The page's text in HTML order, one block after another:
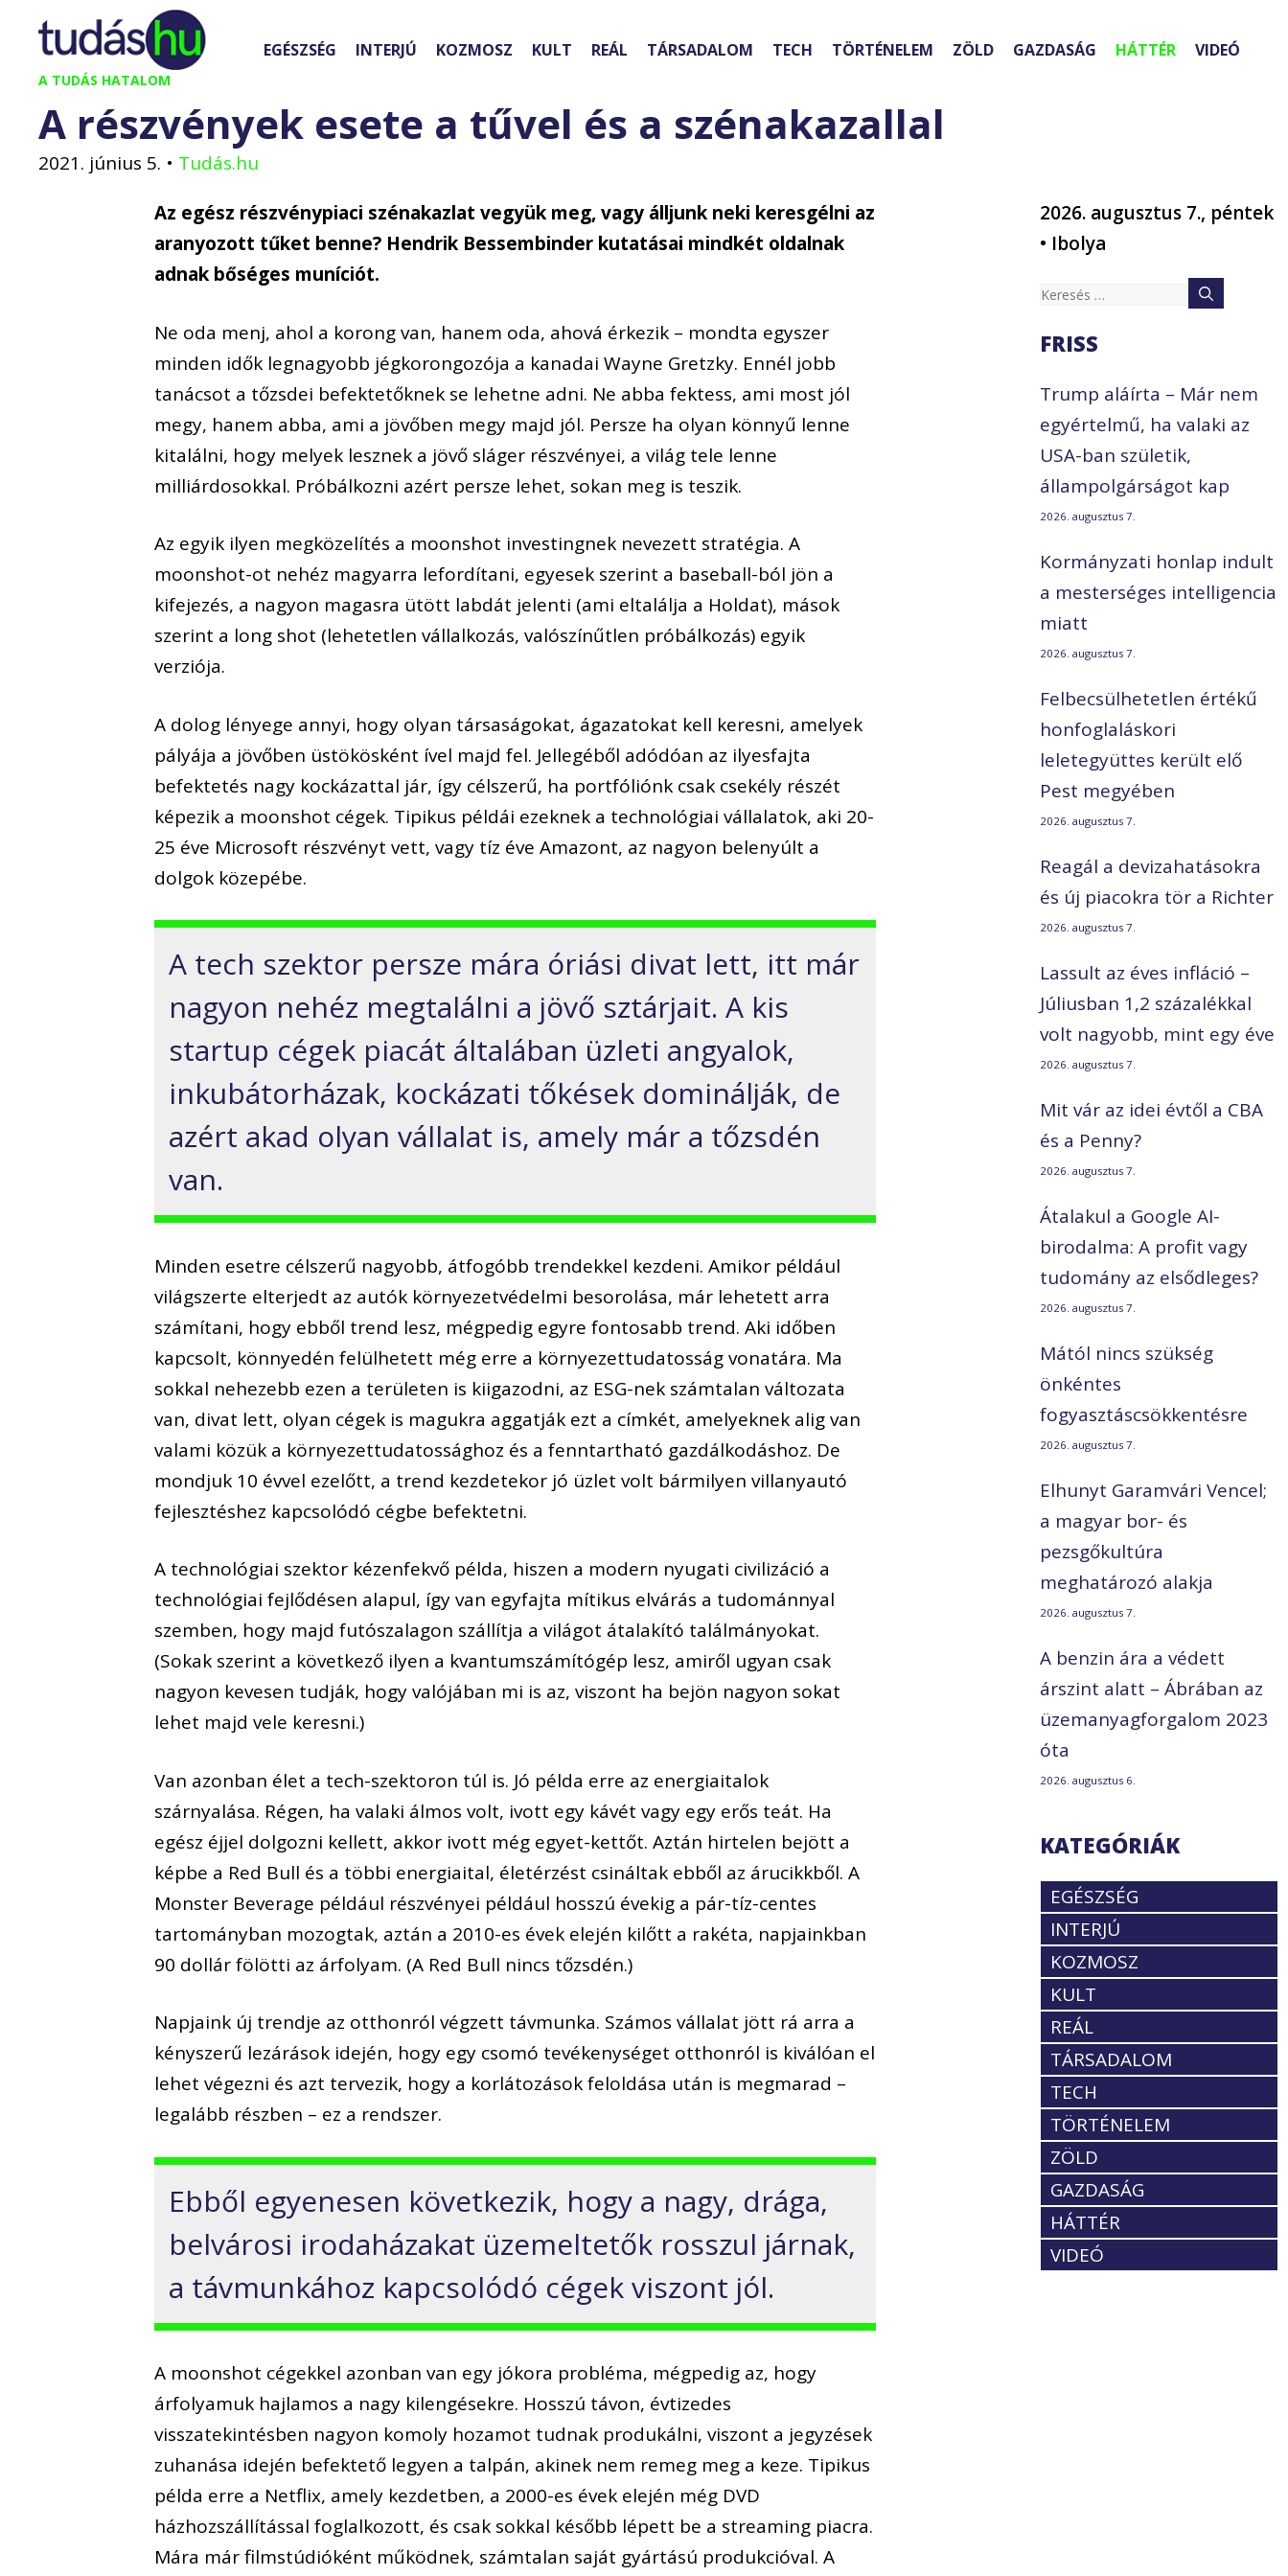
Kilépés
tartalomba
A TUDÁS HATALOM
EGÉSZSÉG INTERJÚ KOZMOSZ KULT REÁL TÁRSADALOM TECH TÖRTÉNELEM ZÖLD GAZDASÁG HÁTTÉR VIDEÓ
A részvények esete a tűvel és a szénakazallal
2021. június 5. • Tudás.hu
Az egész részvénypiaci szénakazlat vegyük meg, vagy álljunk neki keresgélni az
aranyozott tűket benne? Hendrik Bessembinder kutatásai mindkét oldalnak
adnak bőséges muníciót.
Ne oda menj, ahol a korong van, hanem oda, ahová érkezik – mondta egyszer
minden idők legnagyobb jégkorongozója a kanadai Wayne Gretzky. Ennél jobb
tanácsot a tőzsdei befektetőknek se lehetne adni. Ne abba fektess, ami most jól
megy, hanem abba, ami a jövőben megy majd jól. Persze ha olyan könnyű lenne
kitalálni, hogy melyek lesznek a jövő sláger részvényei, a világ tele lenne
milliárdosokkal. Próbálkozni azért persze lehet, sokan meg is teszik.
Az egyik ilyen megközelítés a moonshot investingnek nevezett stratégia. A
moonshot-ot nehéz magyarra lefordítani, egyesek szerint a baseball-ból jön a
kifejezés, a nagyon magasra ütött labdát jelenti (ami eltalálja a Holdat), mások
szerint a long shot (lehetetlen vállalkozás, valószínűtlen próbálkozás) egyik
verziója.
A dolog lényege annyi, hogy olyan társaságokat, ágazatokat kell keresni, amelyek
pályája a jövőben üstökösként ível majd fel. Jellegéből adódóan az ilyesfajta
befektetés nagy kockázattal jár, így célszerű, ha portfóliónk csak csekély részét
képezik a moonshot cégek. Tipikus példái ezeknek a technológiai vállalatok, aki 20-
25 éve Microsoft részvényt vett, vagy tíz éve Amazont, az nagyon belenyúlt a
dolgok közepébe.
A tech szektor persze mára óriási divat lett, itt már
nagyon nehéz megtalálni a jövő sztárjait. A kis
startup cégek piacát általában üzleti angyalok,
inkubátorházak, kockázati tőkések dominálják, de
azért akad olyan vállalat is, amely már a tőzsdén
van.
Minden esetre célszerű nagyobb, átfogóbb trendekkel kezdeni. Amikor például
világszerte elterjedt az autók környezetvédelmi besorolása, már lehetett arra
számítani, hogy ebből trend lesz, mégpedig egyre fontosabb trend. Aki időben
kapcsolt, könnyedén felülhetett még erre a környezettudatosság vonatára. Ma
sokkal nehezebb ezen a területen is kiigazodni, az ESG-nek számtalan változata
van, divat lett, olyan cégek is magukra aggatják ezt a címkét, amelyeknek alig van
valami közük a környezettudatossághoz és a fenntartható gazdálkodáshoz. De
mondjuk 10 évvel ezelőtt, a trend kezdetekor jó üzlet volt bármilyen villanyautó
fejlesztéshez kapcsolódó cégbe befektetni.
A technológiai szektor kézenfekvő példa, hiszen a modern nyugati civilizáció a
technológiai fejlődésen alapul, így van egyfajta mítikus elvárás a tudománnyal
szemben, hogy majd futószalagon szállítja a világot átalakító találmányokat.
(Sokak szerint a következő ilyen a kvantumszámítógép lesz, amiről ugyan csak
nagyon kevesen tudják, hogy valójában mi is az, viszont ha bejön nagyon sokat
lehet majd vele keresni.)
Van azonban élet a tech-szektoron túl is. Jó példa erre az energiaitalok
szárnyalása. Régen, ha valaki álmos volt, ivott egy kávét vagy egy erős teát. Ha
egész éjjel dolgozni kellett, akkor ivott még egyet-kettőt. Aztán hirtelen bejött a
képbe a Red Bull és a többi energiaital, életérzést csináltak ebből az árucikkből. A
Monster Beverage például részvényei például hosszú évekig a pár-tíz-centes
tartományban mozogtak, aztán a 2010-es évek elején kilőtt a rakéta, napjainkban
90 dollár fölötti az árfolyam. (A Red Bull nincs tőzsdén.)
Napjaink új trendje az otthonról végzett távmunka. Számos vállalat jött rá arra a
kényszerű lezárások idején, hogy egy csomó tevékenységet otthonról is kiválóan el
lehet végezni és azt tervezik, hogy a korlátozások feloldása után is megmarad –
legalább részben – ez a rendszer.
Ebből egyenesen következik, hogy a nagy, drága,
belvárosi irodaházakat üzemeltetők rosszul járnak,
a távmunkához kapcsolódó cégek viszont jól.
A moonshot cégekkel azonban van egy jókora probléma, mégpedig az, hogy
árfolyamuk hajlamos a nagy kilengésekre. Hosszú távon, évtizedes
visszatekintésben nagyon komoly hozamot tudnak produkálni, viszont a jegyzések
zuhanása idején befektető legyen a talpán, akinek nem remeg meg a keze. Tipikus
példa erre a Netflix, amely kezdetben, a 2000-es évek elején még DVD
házhozszállítással foglalkozott, és csak sokkal később lépett be a streaming piacra.
Mára már filmstúdióként működnek, számtalan saját gyártású produkcióval. A
2026. augusztus 7., péntek
• Ibolya
Keresés:
FRISS
Trump aláírta – Már nem
egyértelmű, ha valaki az
USA-ban születik,
állampolgárságot kap
2026. augusztus 7.
Kormányzati honlap indult
a mesterséges intelligencia
miatt
2026. augusztus 7.
Felbecsülhetetlen értékű
honfoglaláskori
leletegyüttes került elő
Pest megyében
2026. augusztus 7.
Reagál a devizahatásokra
és új piacokra tör a Richter
2026. augusztus 7.
Lassult az éves infláció –
Júliusban 1,2 százalékkal
volt nagyobb, mint egy éve
2026. augusztus 7.
Mit vár az idei évtől a CBA
és a Penny?
2026. augusztus 7.
Átalakul a Google AI-
birodalma: A profit vagy
tudomány az elsődleges?
2026. augusztus 7.
Mától nincs szükség
önkéntes
fogyasztáscsökkentésre
2026. augusztus 7.
Elhunyt Garamvári Vencel;
a magyar bor- és
pezsgőkultúra
meghatározó alakja
2026. augusztus 7.
A benzin ára a védett
árszint alatt – Ábrában az
üzemanyagforgalom 2023
óta
2026. augusztus 6.
KATEGÓRIÁK
EGÉSZSÉG
INTERJÚ
KOZMOSZ
KULT
REÁL
TÁRSADALOM
TECH
TÖRTÉNELEM
ZÖLD
GAZDASÁG
HÁTTÉR
VIDEÓ